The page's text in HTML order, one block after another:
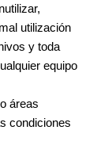
utilización
y toda
equipo
áreas
condiciones